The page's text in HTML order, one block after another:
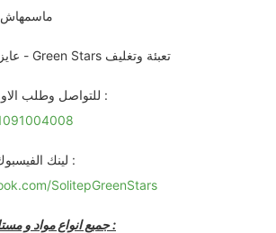
ماسمهاش
عايز سلوتيب جرين ستارز - Green Stars تعبئة وتغليف
للتواصل وطلب الاوردرات و الاستفسارات :
لينك الفيسبوك لرؤيه باقي المنتجات :
SolitepGreenStars
جميع انواع مواد و مستلزمات التعبئة والتغليف :